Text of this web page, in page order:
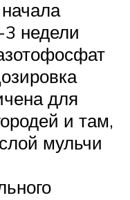
недели
для
и там,
мульчи